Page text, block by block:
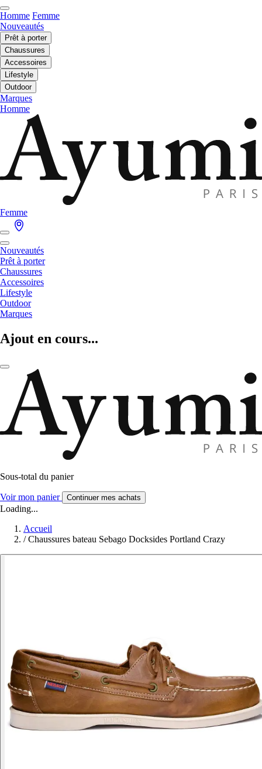
Homme Femme
Nouveautés
Prêt à porter
Chaussures
Accessoires
Lifestyle
Outdoor
Marques
Homme
Femme
Nouveautés
Prêt à porter
Chaussures
Accessoires
Lifestyle
Outdoor
Marques
Ajout en cours...
Sous-total du panier
Voir mon panier Continuer mes achats
Loading...
Accueil
/ Chaussures bateau Sebago Docksides Portland Crazy